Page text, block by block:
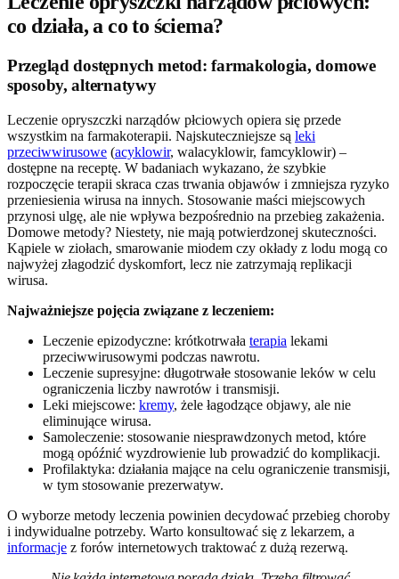
co działa, a co to ściema?
Przegląd dostępnych metod: farmakologia, domowe
sposoby, alternatywy
Leczenie opryszczki narządów płciowych opiera się przede
wszystkim na farmakoterapii. Najskuteczniejsze są leki
przeciwwirusowe (acyklowir, walacyklowir, famcyklowir) –
dostępne na receptę. W badaniach wykazano, że szybkie
rozpoczęcie terapii skraca czas trwania objawów i zmniejsza ryzyko
przeniesienia wirusa na innych. Stosowanie maści miejscowych
przynosi ulgę, ale nie wpływa bezpośrednio na przebieg zakażenia.
Domowe metody? Niestety, nie mają potwierdzonej skuteczności.
Kąpiele w ziołach, smarowanie miodem czy okłady z lodu mogą co
najwyżej złagodzić dyskomfort, lecz nie zatrzymają replikacji
wirusa.
Najważniejsze pojęcia związane z leczeniem:
Leczenie epizodyczne: krótkotrwała terapia lekami
przeciwwirusowymi podczas nawrotu.
Leczenie supresyjne: długotrwałe stosowanie leków w celu
ograniczenia liczby nawrotów i transmisji.
Leki miejscowe: kremy, żele łagodzące objawy, ale nie
eliminujące wirusa.
Samoleczenie: stosowanie niesprawdzonych metod, które
mogą opóźnić wyzdrowienie lub prowadzić do komplikacji.
Profilaktyka: działania mające na celu ograniczenie transmisji,
w tym stosowanie prezerwatyw.
O wyborze metody leczenia powinien decydować przebieg choroby
i indywidualne potrzeby. Warto konsultować się z lekarzem, a
informacje z forów internetowych traktować z dużą rezerwą.